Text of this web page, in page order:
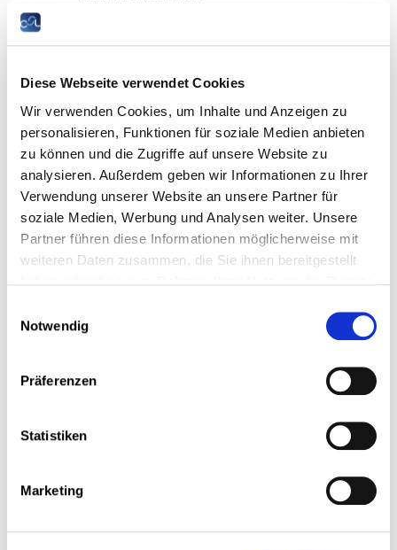
Diese Webseite verwendet Cookies
Wir verwenden Cookies, um Inhalte und Anzeigen zu
personalisieren, Funktionen für soziale Medien anbieten
zu können und die Zugriffe auf unsere Website zu
analysieren. Außerdem geben wir Informationen zu Ihrer
Verwendung unserer Website an unsere Partner für
soziale Medien, Werbung und Analysen weiter. Unsere
Partner führen diese Informationen möglicherweise mit
weiteren Daten zusammen, die Sie ihnen bereitgestellt
Notwendig
Präferenzen
Statistiken
Marketing
Lieu : Dans le bâtiment de la CSL en face des
Atelier N°5 le 16 mai 2023 de 12h15 à
13h45
Thème : « Panorama social 2023 :
situation économique et sociale du
Luxembourg »
L’atelier sera animé par un/une expert(e) de la
leurs questions.
participation est gratuite. L’inscription est
Andere Veranstaltungen